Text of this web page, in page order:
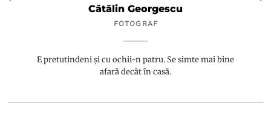
Cătălin Georgescu
FOTOGRAF
E pretutindeni și cu ochii-n patru. Se simte mai bine
afară decât în casă.